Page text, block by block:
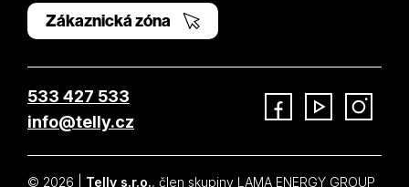
Zákaznická zóna
533 427 533
info@telly.cz
© 2026 | Telly s.r.o., člen skupiny LAMA ENERGY GROUP